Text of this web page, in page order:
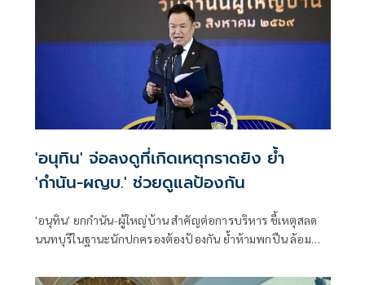
'อนุทิน' จ่อลงดูที่เกิดเหตุกราดยิง ย้ำ
'กำนัน-ผญบ.' ช่วยดูแลป้องกัน
'อนุทิน' ยกกำนัน-ผู้ใหญ่บ้าน สำคัญต่อการบริหาร ชี้เหตุสลด
นนทบุรีในฐานะนักปกครองต้องป้องกัน ย้ำห้ามพกปืน ล้อม
ที่เกิดเหตุ